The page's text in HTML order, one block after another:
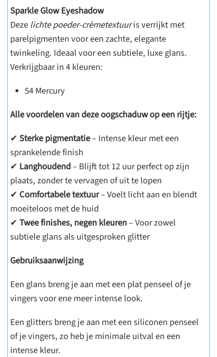
Sparkle Glow Eyeshadow
Deze lichte poeder-crèmetextuuris verrijkt met
parelpigmenten voor een zachte, elegante
twinkeling. Ideaal voor een subtiele, luxe glans.
Verkrijgbaar in 4 kleuren:
54 Mercury
Alle voordelen van deze oogschaduw op een rijtje:
✔ Sterke pigmentatie– Intense kleur met een
sprankelende finish
✔ Langhoudend– Blijft tot 12 uur perfect op zijn
plaats, zonder te vervagen of uit te lopen
✔ Comfortabele textuur– Voelt licht aan en blendt
moeiteloos met de huid
✔ Twee finishes, negen kleuren– Voor zowel
subtiele glans als uitgesproken glitter
Gebruiksaanwijzing
Een glans breng je aan met een plat penseel of je
vingers voor ene meer intense look.
Een glitters breng je aan met een siliconen penseel
of je vingers, zo heb je minimale uitval en een
intense kleur.